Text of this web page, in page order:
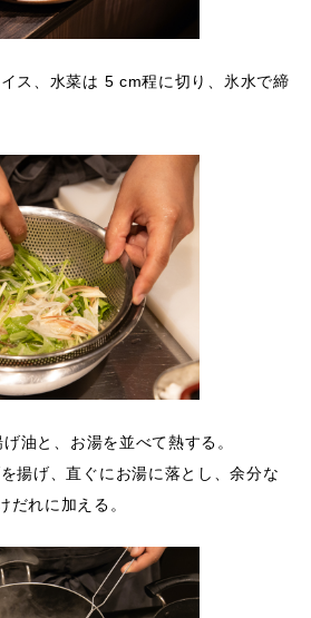
ス、水菜は 5 cm程に切り、氷水で締
油と、お湯を並べて熱する。
揚げ、直ぐにお湯に落とし、余分な
れに加える。